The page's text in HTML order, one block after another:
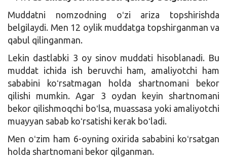
Muddatni nomzodning oʻzi ariza topshirishda
belgilaydi. Men 12 oylik muddatga topshirganman va
qabul qilinganman.
Lekin dastlabki 3 oy sinov muddati hisoblanadi. Bu
muddat ichida ish beruvchi ham, amaliyotchi ham
sababini koʻrsatmagan holda shartnomani bekor
qilishi mumkin. Agar 3 oydan keyin shartnomani
bekor qilishmoqchi boʻlsa, muassasa yoki amaliyotchi
muayyan sabab koʻrsatishi kerak boʻladi.
Men oʻzim ham 6-oyning oxirida sababini koʻrsatgan
holda shartnomani bekor qilganman.